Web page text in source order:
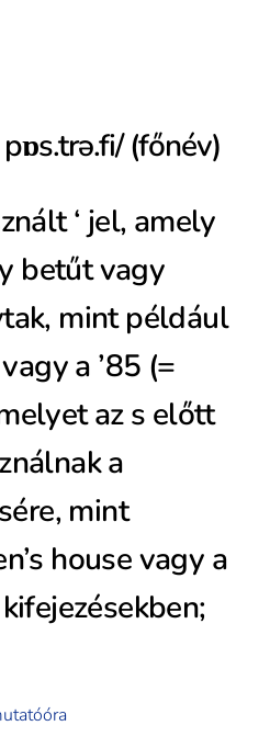
(főnév)
‘ jel, amely
betűt vagy
mint például
a ’85 (=
az s előtt
a
mint
house vagy a